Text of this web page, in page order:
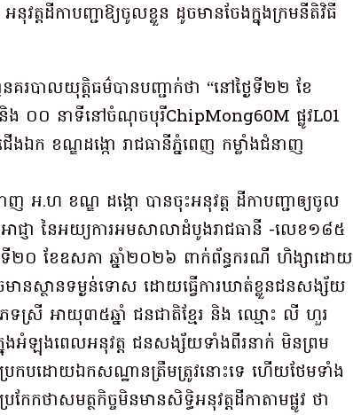
វត្តដីកាបញ្ជាឱ្យចូលខ្លួន ដូចមានចែងក្នុងក្រមនីតិវិធី
បាលយុត្តិធម៌បានបញ្ជាក់ថា “នៅថ្ងៃទី២២ ខែ
០០ នាទីនៅចំណុចបុរីChipMong60M ផ្លូវL01
ឯក ខណ្ឌដង្កោ រាជធានីភ្នំពេញ កម្លាំងជំនាញ
អ.ហ ខណ្ឌ ដង្កោ បានចុះអនុវត្ត ដីកាបញ្ជាឲ្យចូល
អាជ្ញា នៃអយ្យការអមសាលាដំបូងរាជធានី -លេខ១៨៥
០ ខែឧសភា ឆ្នាំ២០២៦ ពាក់ព័ន្ធករណី ហិង្សាដោយ
ានស្ថានទម្ងន់ទោស ដោយធ្វើការឃាត់ខ្លួនជនសង្ស័យ
ស្រី អាយុ៣៥ឆ្នាំ ជនជាតិខ្មែរ និង ឈ្មោះ លី ហួរ
នុងអំឡុងពេលអនុវត្ត ជនសង្ស័យទាំងពីរនាក់ មិនព្រម
រកបដោយឯកសណ្ឋានត្រឹមត្រូវនោះទេ ហើយថែមទាំង
កថាសមត្ថកិច្ចមិនមានសិទ្ធិអនុវត្តដីកាតាមផ្លូវ ថា